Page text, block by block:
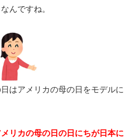
んですね。
はアメリカの母の日をモデルに
メリカの母の日の日にちが日本に